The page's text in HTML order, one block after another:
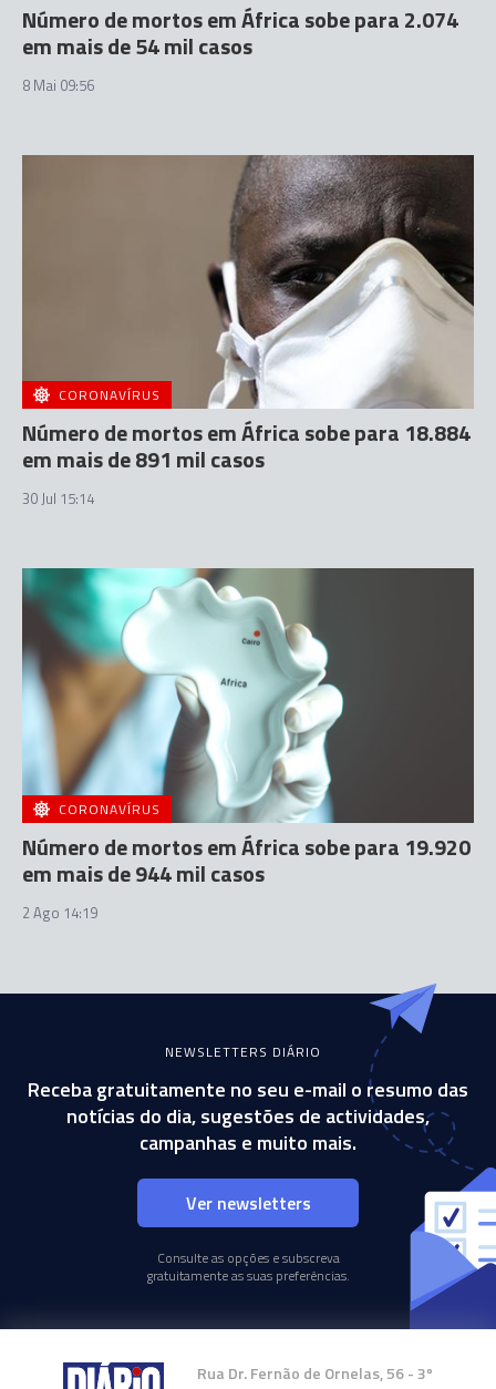
Número de mortos em África sobe para 2.074
em mais de 54 mil casos
8 Mai 09:56
CORONAVÍRUS
Número de mortos em África sobe para 18.884
em mais de 891 mil casos
30 Jul 15:14
CORONAVÍRUS
Número de mortos em África sobe para 19.920
em mais de 944 mil casos
2 Ago 14:19
NEWSLETTERS DIÁRIO
Receba gratuitamente no seu e-mail o resumo das
notícias do dia, sugestões de actividades,
campanhas e muito mais.
Ver newsletters
Consulte as opções e subscreva
gratuitamente as suas preferências.
Rua Dr. Fernão de Ornelas, 56 - 3º